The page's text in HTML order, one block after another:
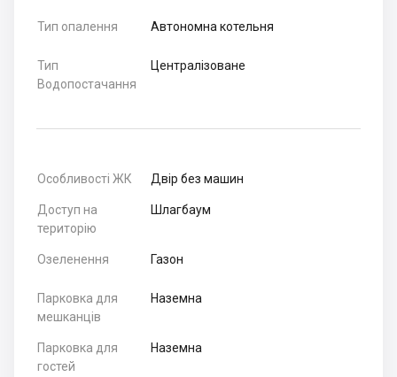
Тип опалення Автономна котельня
Тип
Водопостачання
Централізоване
Особливості ЖК Двір без машин
Доступ на
територію
Шлагбаум
Озеленення Газон
Парковка для
мешканців
Наземна
Парковка для
гостей
Наземна